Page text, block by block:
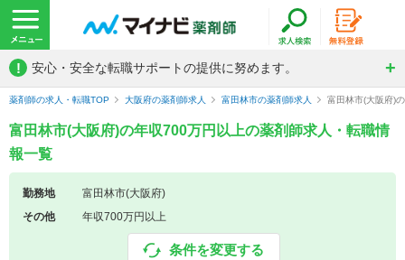
! 安心・安全な転職サポートの提供に努めます。
薬剤師の求人・転職TOP 大阪府の薬剤師求人 富田林市の薬剤師求人 富田林市(大阪府)
富田林市(大阪府)の年収700万円以上の薬剤師求人・転職情
報一覧
勤務地
富田林市(大阪府)
その他
年収700万円以上
条件を変更する